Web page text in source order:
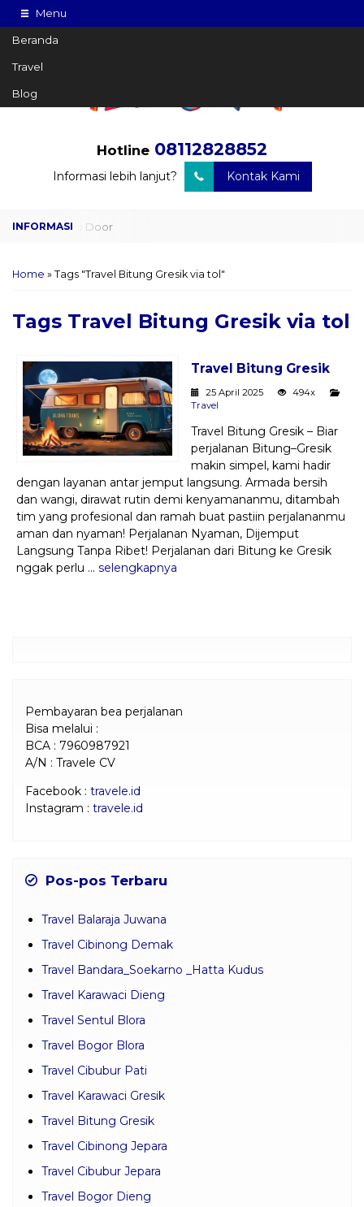
Menu
Beranda
Travel
Blog
Hotline 08112828852
Informasi lebih lanjut? Kontak Kami
Travel Door to Door
Sewa Mobil Plus Driver
Paket Kilat
Pengiriman Barang
Home » Tags "Travel Bitung Gresik via tol"
Tags Travel Bitung Gresik via tol
Travel Bitung Gresik
25 April 2025
494x
Travel
Travel Bitung Gresik – Biar
perjalanan Bitung–Gresik
makin simpel, kami hadir
dengan layanan antar jemput langsung. Armada bersih
dan wangi, dirawat rutin demi kenyamananmu, ditambah
tim yang profesional dan ramah buat pastiin perjalananmu
aman dan nyaman! Perjalanan Nyaman, Dijemput
Langsung Tanpa Ribet! Perjalanan dari Bitung ke Gresik
nggak perlu ... selengkapnya
Pembayaran bea perjalanan
Bisa melalui :
BCA : 7960987921
A/N : Travele CV
Facebook : travele.id
Instagram : travele.id
Pos-pos Terbaru
Travel Balaraja Juwana
Travel Cibinong Demak
Travel Bandara_Soekarno _Hatta Kudus
Travel Karawaci Dieng
Travel Sentul Blora
Travel Bogor Blora
Travel Cibubur Pati
Travel Karawaci Gresik
Travel Bitung Gresik
Travel Cibinong Jepara
Travel Cibubur Jepara
Travel Bogor Dieng